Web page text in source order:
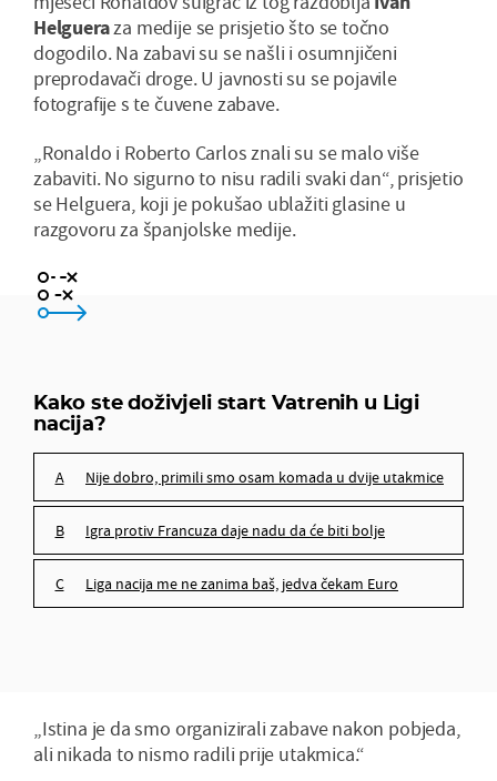
Helgueraza medije se prisjetio što se točno
dogodilo. Na zabavi su se našli i osumnjičeni
preprodavači droge. U javnosti su se pojavile
fotografije s te čuvene zabave.
„Ronaldo i Roberto Carlos znali su se malo više
zabaviti. No sigurno to nisu radili svaki dan“, prisjetio
se Helguera, koji je pokušao ublažiti glasine u
razgovoru za španjolske medije.
Kako ste doživjeli start Vatrenih u Ligi
nacija?
nije dobro, primili smo osam komada u dvije utakmice
igra protiv Francuza daje nadu da će biti bolje
Liga nacija me ne zanima baš, jedva čekam Euro
„Istina je da smo organizirali zabave nakon pobjeda,
ali nikada to nismo radili prije utakmica.“